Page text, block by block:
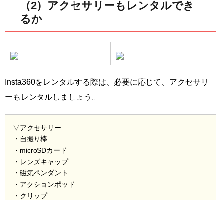
（2）アクセサリーもレンタルでき
るか
Insta360をレンタルする際は、必要に応じて、アクセサリ
ーもレンタルしましょう。
▽アクセサリー
・自撮り棒
・microSDカード
・レンズキャップ
・磁気ペンダント
・アクションポッド
・クリップ